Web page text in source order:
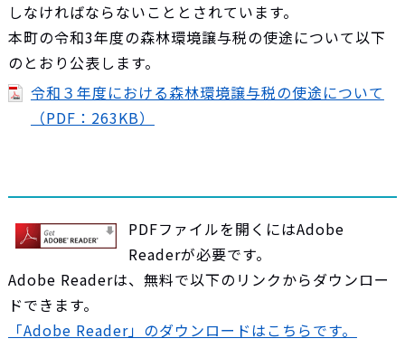
しなければならないこととされています。
本町の令和3年度の森林環境譲与税の使途について以下
のとおり公表します。
令和３年度における森林環境譲与税の使途について
（PDF：263KB）
PDFファイルを開くにはAdobe
Readerが必要です。
Adobe Readerは、無料で以下のリンクからダウンロー
ドできます。
「Adobe Reader」のダウンロードはこちらです。